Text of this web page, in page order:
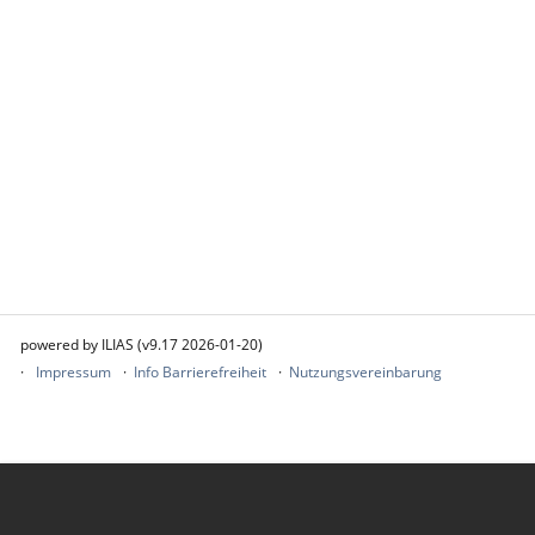
powered by ILIAS (v9.17 2026-01-20)
Impressum
Info Barrierefreiheit Nutzungsvereinbarung